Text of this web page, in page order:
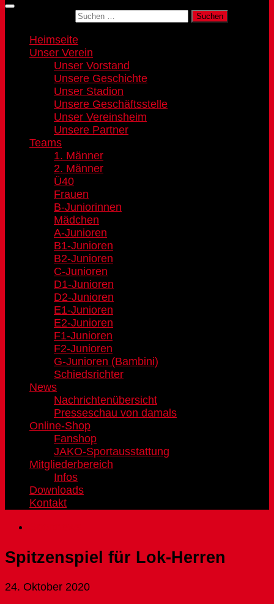
Heimseite
Unser Verein
Unser Vorstand
Unsere Geschichte
Unser Stadion
Unsere Geschäftsstelle
Unser Vereinsheim
Unsere Partner
Teams
1. Männer
2. Männer
Ü40
Frauen
B-Juniorinnen
Mädchen
A-Junioren
B1-Junioren
B2-Junioren
C-Junioren
D1-Junioren
D2-Junioren
E1-Junioren
E2-Junioren
F1-Junioren
F2-Junioren
G-Junioren (Bambini)
Schiedsrichter
News
Nachrichtenübersicht
Presseschau von damals
Online-Shop
Fanshop
JAKO-Sportausstattung
Mitgliederbereich
Infos
Downloads
Kontakt
Spitzenspiel für Lok-Herren
24. Oktober 2020